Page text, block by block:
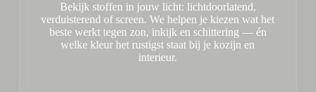
Bekijk stoffen in jouw licht: lichtdoorlatend,
verduisterend of screen. We helpen je kiezen wat het
beste werkt tegen zon, inkijk en schittering — én
welke kleur het rustigst staat bij je kozijn en
interieur.